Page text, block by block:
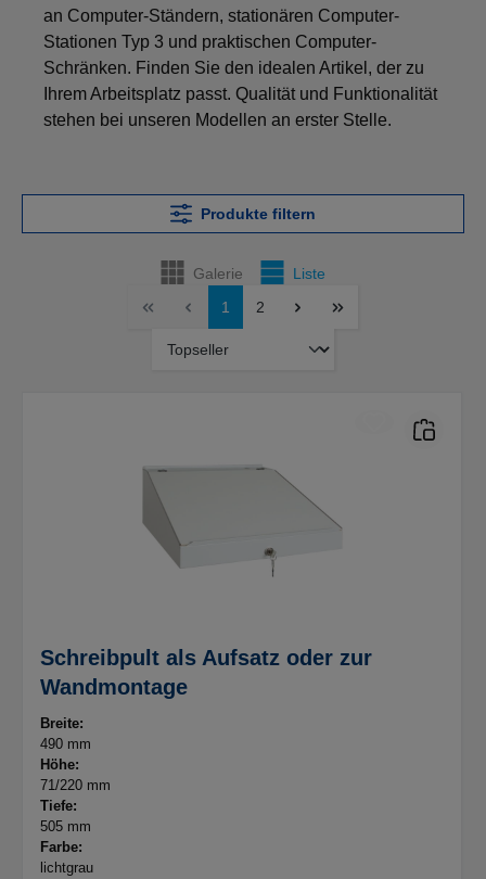
an Computer-Ständern, stationären Computer-
Stationen Typ 3 und praktischen Computer-
Schränken. Finden Sie den idealen Artikel, der zu
Ihrem Arbeitsplatz passt. Qualität und Funktionalität
stehen bei unseren Modellen an erster Stelle.
Produkte filtern
Galerie
Liste
1
2
Schreibpult als Aufsatz oder zur
Wandmontage
Breite:
490 mm
Höhe:
71/220 mm
Tiefe:
505 mm
Farbe:
lichtgrau